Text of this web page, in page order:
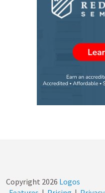
Copyright 2026 Logos